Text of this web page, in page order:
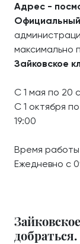
Адрес -
максимально
Зайковское
С 1 мая по 20
С 1 октября
19:00
Время
Ежедневно с
добраться.